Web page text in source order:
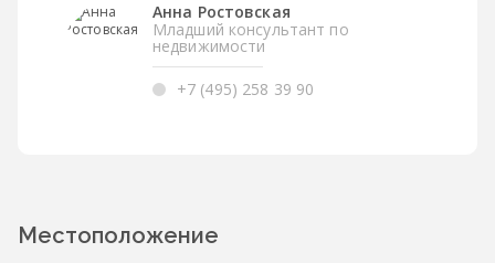
Анна Ростовская
Младший консультант по
недвижимости
+7 (495) 258 39 90
Местоположение